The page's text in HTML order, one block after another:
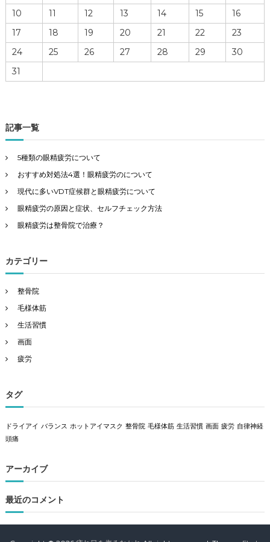
10
11 12 13 14 15
16
17
18 19 20 21 22
23
24
25 26 27 28 29
30
31
記事一覧
5種類の眼精疲労について
おすすめ対処法4選！眼精疲労のについて
現代に多いVDT症候群と眼精疲労について
眼精疲労の原因と症状、セルフチェック方法
眼精疲労は整骨院で治療？
カテゴリー
整骨院
毛様体筋
生活習慣
画面
疲労
タグ
ドライアイ バランス ホットアイマスク 整骨院 毛様体筋 生活習慣 画面 疲労 自律神経
頭痛
アーカイブ
最近のコメント